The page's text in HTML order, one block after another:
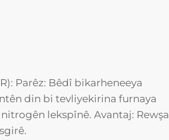
Parêz: Bêdî bikarheneeya
din bi tevliyekirina furnaya
lekspînê. Avantaj: Rewşa